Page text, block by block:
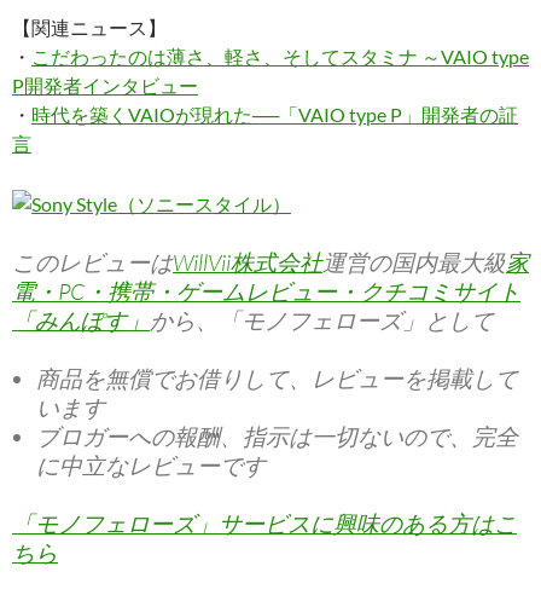
【関連ニュース】
・ こだわったのは薄さ、軽さ、そしてスタミナ ～VAIO type
P開発者インタビュー
・ 時代を築くVAIOが現れた──「VAIO type P」開発者の証
言
このレビューはWillVii株式会社運営の国内最大級家
電・PC・携帯・ゲームレビュー・クチコミサイト
「みんぽす」 から、「モノフェローズ」として
商品を無償でお借りして、レビューを掲載して
います
ブロガーへの報酬、指示は一切ないので、完全
に中立なレビューです
「モノフェローズ」サービスに興味のある方はこ
ちら